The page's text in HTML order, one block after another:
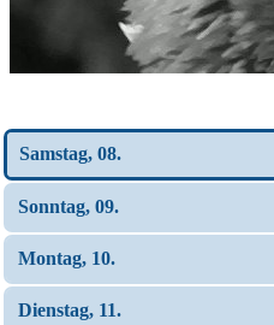
Samstag, 08.
Sonntag, 09.
Montag, 10.
Dienstag, 11.